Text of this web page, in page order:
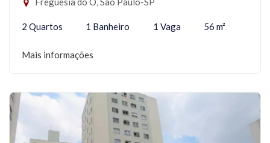
2 Quartos 1 Banheiro 1 Vaga 56 m²
Mais informações